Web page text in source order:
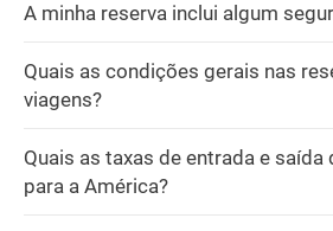
A minha reserva inclui algum
Quais as condições gerais nas
viagens?
Quais as taxas de entrada e saída
para a América?